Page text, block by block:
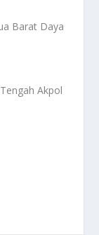
Barat Daya
Akpol